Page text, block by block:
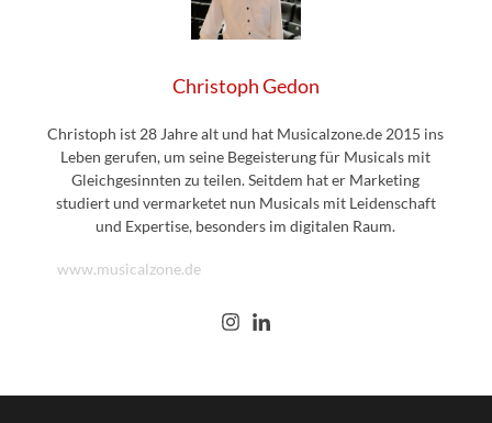
Christoph Gedon
Christoph ist 28 Jahre alt und hat Musicalzone.de 2015 ins
Leben gerufen, um seine Begeisterung für Musicals mit
Gleichgesinnten zu teilen. Seitdem hat er Marketing
studiert und vermarketet nun Musicals mit Leidenschaft
und Expertise, besonders im digitalen Raum.
www.musicalzone.de